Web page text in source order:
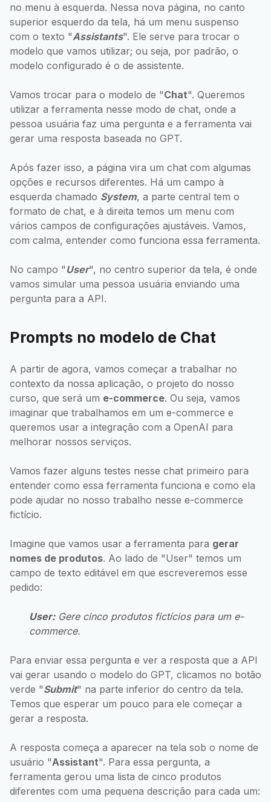
no menu à esquerda. Nessa nova página, no canto
superior esquerdo da tela, há um menu suspenso
com o texto "Assistants". Ele serve para trocar o
modelo que vamos utilizar; ou seja, por padrão, o
modelo configurado é o de assistente.
Vamos trocar para o modelo de "Chat". Queremos
utilizar a ferramenta nesse modo de chat, onde a
pessoa usuária faz uma pergunta e a ferramenta vai
gerar uma resposta baseada no GPT.
Após fazer isso, a página vira um chat com algumas
opções e recursos diferentes. Há um campo à
esquerda chamado System, a parte central tem o
formato de chat, e à direita temos um menu com
vários campos de configurações ajustáveis. Vamos,
com calma, entender como funciona essa ferramenta.
No campo " User", no centro superior da tela, é onde
vamos simular uma pessoa usuária enviando uma
pergunta para a API.
Prompts no modelo de Chat
A partir de agora, vamos começar a trabalhar no
contexto da nossa aplicação, o projeto do nosso
curso, que será um e-commerce. Ou seja, vamos
imaginar que trabalhamos em um e-commerce e
queremos usar a integração com a OpenAI para
melhorar nossos serviços.
Vamos fazer alguns testes nesse chat primeiro para
entender como essa ferramenta funciona e como ela
pode ajudar no nosso trabalho nesse e-commerce
fictício.
Imagine que vamos usar a ferramenta para gerar
nomes de produtos. Ao lado de "User" temos um
campo de texto editável em que escreveremos esse
pedido:
User: Gere cinco produtos fictícios para um e-
commerce.
Para enviar essa pergunta e ver a resposta que a API
vai gerar usando o modelo do GPT, clicamos no botão
verde "Submit" na parte inferior do centro da tela.
Temos que esperar um pouco para ele começar a
gerar a resposta.
A resposta começa a aparecer na tela sob o nome de
usuário "Assistant". Para essa pergunta, a
ferramenta gerou uma lista de cinco produtos
diferentes com uma pequena descrição para cada um: